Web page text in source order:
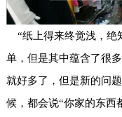
“纸上得来终觉浅，绝
单，但是其中蕴含了很
就好多了，但是新的问
候，都会说“你家的东西